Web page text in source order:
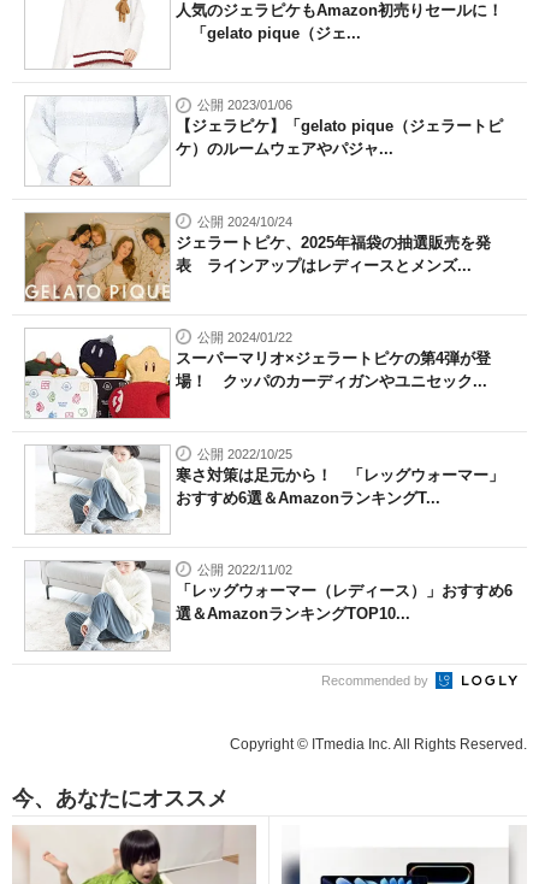
人気のジェラピケもAmazon初売りセールに！
「gelato pique（ジェ...
公開 2023/01/06
【ジェラピケ】「gelato pique（ジェラートピ
ケ）のルームウェアやパジャ...
公開 2024/10/24
ジェラートピケ、2025年福袋の抽選販売を発
表 ラインアップはレディースとメンズ...
公開 2024/01/22
スーパーマリオ×ジェラートピケの第4弾が登
場！ クッパのカーディガンやユニセック...
公開 2022/10/25
寒さ対策は足元から！ 「レッグウォーマー」
おすすめ6選＆AmazonランキングT...
公開 2022/11/02
「レッグウォーマー（レディース）」おすすめ6
選＆AmazonランキングTOP10...
Recommended by
Copyright © ITmedia Inc. All Rights Reserved.
今、あなたにオススメ